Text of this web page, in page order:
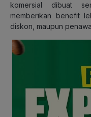
komersial dibuat
memberikan benefit
diskon, maupun